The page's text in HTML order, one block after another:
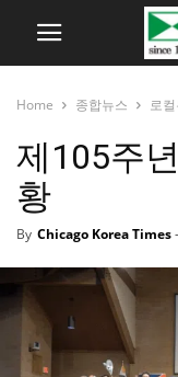
Home 종합뉴스 로
제105주
황
By Chicago Korea Times-